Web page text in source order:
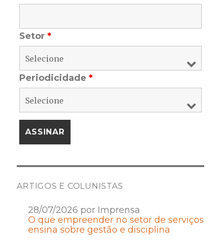
Setor*
Periodicidade*
ARTIGOS E COLUNISTAS
28/07/2026 por Imprensa
O que empreender no setor de serviços
ensina sobre gestão e disciplina